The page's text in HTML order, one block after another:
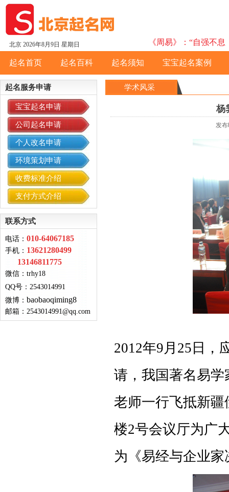
北京 2026年8月9日 星期日 《周易》：“自强不
起名首页 起名百科 起名须知 宝宝起名案例
起名服务申请
宝宝起名申请
公司起名申请
个人改名申请
环境策划申请
收费标准介绍
支付方式介绍
联系方式
电话： 010-64067185
手机： 13621280499
13146811775
微信： trhy18
QQ号 ： 2543014991
微博： baobaoqiming8
邮箱： 2543014991@qq.com
学术风采
杨
发
2012年9月25日，
请，我国著名易
老师一行飞抵新
楼2号会议厅为广
为《易经与企业